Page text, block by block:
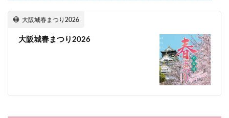
大阪城春まつり2026
大阪城春まつり2026